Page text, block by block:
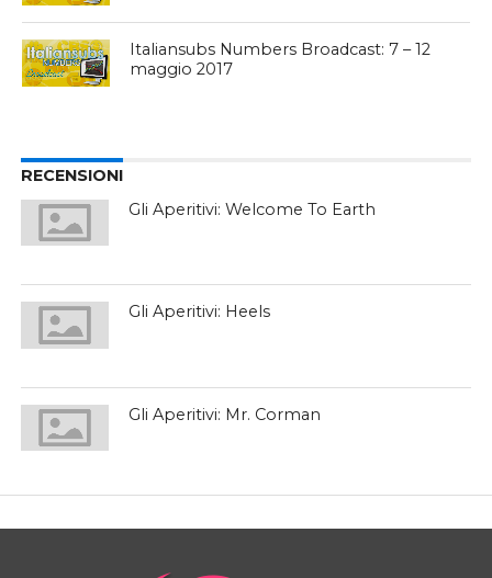
Italiansubs Numbers Broadcast: 7 – 12
maggio 2017
RECENSIONI
Gli Aperitivi: Welcome To Earth
Gli Aperitivi: Heels
Gli Aperitivi: Mr. Corman